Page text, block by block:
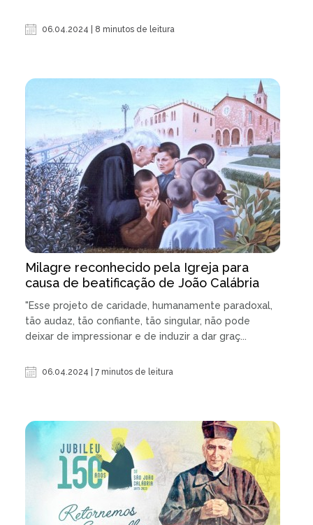
06.04.2024 | 8 minutos de leitura
Milagre reconhecido pela Igreja para
causa de beatificação de João Calábria
"Esse projeto de caridade, humanamente paradoxal,
tão audaz, tão confiante, tão singular, não pode
deixar de impressionar e de induzir a dar graç...
06.04.2024 | 7 minutos de leitura